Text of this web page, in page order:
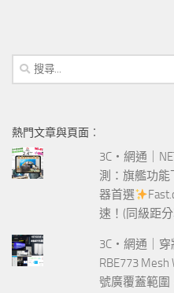
搜
尋
字:
熱門文章與頁面︰
3C‧網通｜
測：旗艦功能
器首選
速！(同級距
3C‧網通｜穿
RBE773
號廣覆蓋範圍